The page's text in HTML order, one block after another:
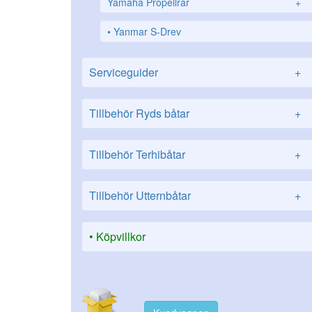
Yanmar S-Drev
Serviceguider +
Tillbehör Ryds båtar +
Tillbehör Terhibåtar +
Tillbehör Utternbåtar +
Köpvillkor